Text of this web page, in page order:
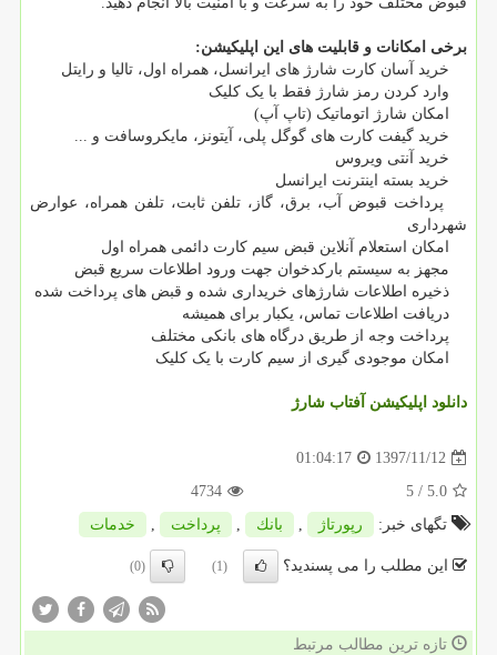
برخی امکانات و قابلیت های این اپلیکیشن:
خرید آسان کارت شارژ های ایرانسل، همراه اول، تالیا و رایتل
وارد کردن رمز شارژ فقط با یک کلیک
امکان شارژ اتوماتیک (تاپ آپ)
خرید گیفت کارت های گوگل پلی، آیتونز، مایکروسافت و ...
خرید آنتی ویروس
خرید بسته اینترنت ایرانسل
پرداخت قبوض آب، برق، گاز، تلفن ثابت، تلفن همراه، عوارض
شهرداری
امکان استعلام آنلاین قبض سیم کارت دائمی همراه اول
مجهز به سیستم بارکدخوان جهت ورود اطلاعات سریع قبض
ذخیره اطلاعات شارژهای خریداری شده و قبض های پرداخت شده
دریافت اطلاعات تماس، یکبار برای همیشه
پرداخت وجه از طریق درگاه های بانکی مختلف
امکان موجودی گیری از سیم کارت با یک کلیک
دانلود اپلیکیشن آفتاب شارژ
1397/11/12
01:04:17
5.0
/ 5
4734
تگهای خبر:
رپورتاژ , بانك , پرداخت , خدمات
این مطلب را می پسندید؟ (1)
(0)
تازه ترین مطالب مرتبط